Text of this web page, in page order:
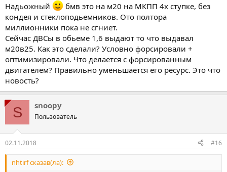
Надьожный
бмв это на м20 на МКПП 4х ступке, без
кондея и стеклоподьемников. Ото полтора
миллионники пока не сгниет.
Сейчас ДВСы в обьеме 1,6 выдают то что выдавал
м20в25. Как это сделали? Условно форсировали +
оптимизировали. Что делается с форсированным
двигателем? Правильно уменьшается его ресурс. Это что
новость?
S snoopy
Пользователь
02.11.2018 #16
nhtirf сказав(ла):